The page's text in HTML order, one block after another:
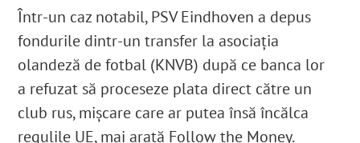
Într-un caz notabil, PSV Eindhoven a depus
fondurile dintr-un transfer la asociația
olandeză de fotbal (KNVB) după ce banca lor
a refuzat să proceseze plata direct către un
club rus, mișcare care ar putea însă încălca
regulile UE, mai arată Follow the Money.